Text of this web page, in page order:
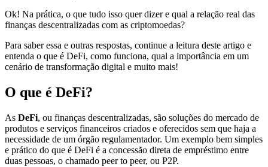
Ok! Na prática, o que tudo isso quer dizer e qual a relação real das
finanças descentralizadas com as criptomoedas?
Para saber essa e outras respostas, continue a leitura deste artigo e
entenda o que é DeFi, como funciona, qual a importância em um
cenário de transformação digital e muito mais!
O que é DeFi?
As DeFi, ou finanças descentralizadas, são soluções do mercado de
produtos e serviços financeiros criados e oferecidos sem que haja a
necessidade de um órgão regulamentador. Um exemplo bem simples
e prático do que é DeFi é a concessão direta de empréstimo entre
duas pessoas, o chamado peer to peer, ou P2P.